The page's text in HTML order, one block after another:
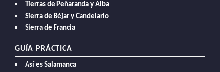
Tierras de Peñaranda y Alba
Sierra de Béjar y Candelario
Sierra de Francia
GUÍA PRÁCTICA
Así es Salamanca